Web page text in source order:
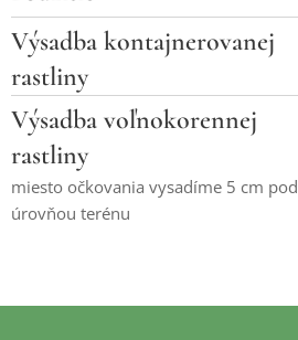
Výsadba kontajnerovanej
rastliny
Výsadba voľnokorennej
rastliny
miesto očkovania vysadíme 5 cm pod
úrovňou terénu